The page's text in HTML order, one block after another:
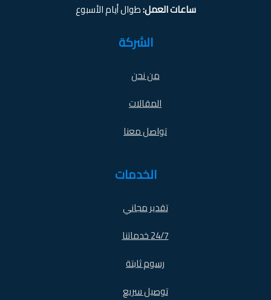
ساعات العمل:طوال أيام الأسبوع
الشركة
من نحن
المقالات
تواصل معنا
الخدمات
تقدير مجاني
24/7 خدماتنا
رسوم ثابتة
توصيل سريع